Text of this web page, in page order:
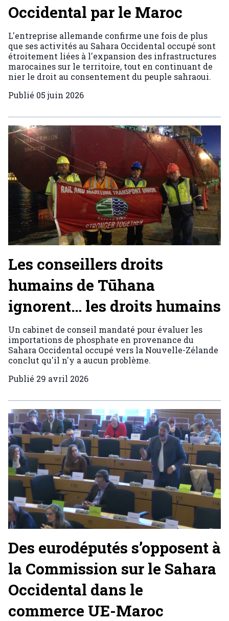
Occidental par le Maroc
L'entreprise allemande confirme une fois de plus
que ses activités au Sahara Occidental occupé sont
étroitement liées à l'expansion des infrastructures
marocaines sur le territoire, tout en continuant de
nier le droit au consentement du peuple sahraoui.
Publié 05 juin 2026
Les conseillers droits
humains de Tūhana
ignorent… les droits humains
Un cabinet de conseil mandaté pour évaluer les
importations de phosphate en provenance du
Sahara Occidental occupé vers la Nouvelle-Zélande
conclut qu'il n'y a aucun problème.
Publié 29 avril 2026
Des eurodéputés s’opposent à
la Commission sur le Sahara
Occidental dans le
commerce UE-Maroc